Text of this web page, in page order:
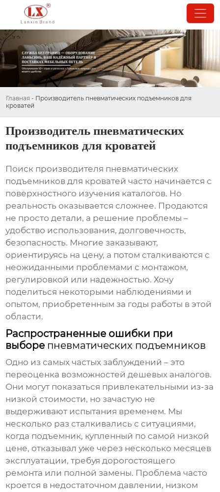
Главная - Производитель пневматических подъемников для
кроватей
Производитель пневматических
подъемников для кроватей
Поиск производителя пневматических
подъемников для кроватей часто начинается с
поверхностного изучения каталогов. Но
реальность оказывается сложнее. Продаются
не просто детали, а решение проблемы –
удобство использования, долговечность,
безопасность. Многие заказывают,
ориентируясь на цену, а потом сталкиваются с
неожиданными проблемами с монтажом,
регулировкой или надежностью. Хочу
поделиться некоторыми наблюдениями и
опытом, приобретенным за годы работы в этой
области.
Распространенные ошибки при
выборе пневматических подъемников
Одно из самых частых заблуждений – это
переоценка возможностей дешевых аналогов.
Они могут показаться привлекательными из-за
низкой стоимости, но зачастую не
выдерживают испытания временем. Мы
несколько раз сталкивались с ситуациями,
когда подъемник, купленный по самой низкой
цене, отказывал уже через несколько месяцев
эксплуатации, требуя дорогостоящего
ремонта или полной замены. Проблема часто
кроется в недостаточном давлении, низком